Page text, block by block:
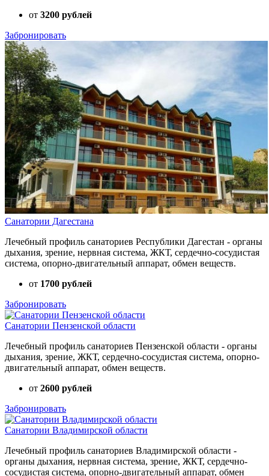
от 3200 рублей
Забронировать
Санатории Дагестана
Лечебный профиль санаториев Республики Дагестан - органы
дыхания, зрение, нервная система, ЖКТ, сердечно-сосудистая
система, опорно-двигательный аппарат, обмен веществ.
от 1700 рублей
Забронировать
Санатории Пензенской области
Лечебный профиль санаториев Пензенской области - органы
дыхания, зрение, ЖКТ, сердечно-сосудистая система, опорно-
двигательный аппарат, обмен веществ.
от 2600 рублей
Забронировать
Санатории Владимирской области
Лечебный профиль санаториев Владимирской области -
органы дыхания, нервная система, зрение, ЖКТ, сердечно-
сосудистая система, опорно-двигательный аппарат, обмен